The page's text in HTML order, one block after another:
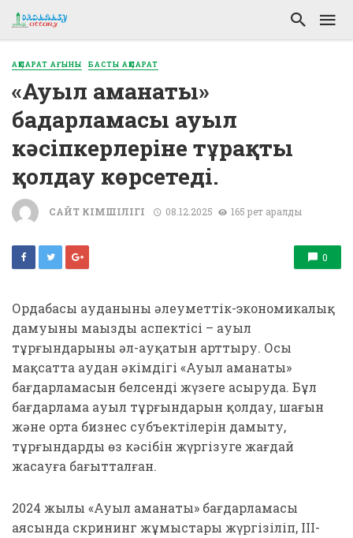
АҚПАРАТ АҒЫНЫ БАСТЫ АҚПАРАТ
«Ауыл аманаты»
бағдарламасы ауыл
кәсіпкерлеріне тұрақты
қолдау көрсетеді.
САЙТ ӘКІМШІЛІГІ 08.12.2025 165 рет қаралды
0
Ордабасы ауданының әлеуметтік-экономикалық
дамуының маңызды аспектісі – ауыл
тұрғындарының әл-ауқатын арттыру. Осы
мақсатта аудан әкімдігі «Ауыл аманаты»
бағдарламасын белсенді жүзеге асыруда. Бұл
бағдарлама ауыл тұрғындарын қолдау, шағын
және орта бизнес субъектілерін дамыту,
тұрғындардың өз кәсібін жүргізуге жағдай
жасауға бағытталған.
2024 жылы «Ауыл аманаты» бағдарламасы
аясында скрининг жұмыстары жүргізіліп, ІІІ-